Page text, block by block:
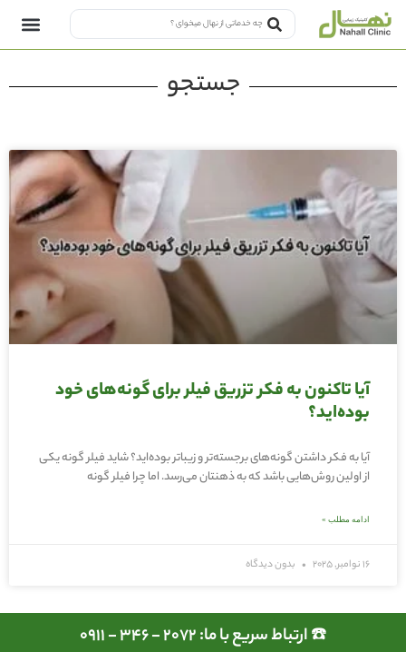
جستجو
آیا تاکنون به فکر تزریق فیلر برای گونه‌های خود
بوده‌اید؟
آیا به فکر داشتن گونه‌های برجسته‌تر و زیباتر بوده‌اید؟ شاید فیلر گونه یکی
از اولین روش‌هایی باشد که به ذهنتان می‌رسد. اما چرا فیلر گونه
ادامه مطلب »
16 نوامبر, 2025 بدون دیدگاه
☎️ ارتباط سریع با ما: 2072 - 346 - 0911